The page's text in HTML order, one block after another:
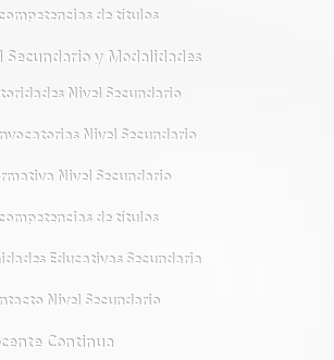
de títulos
Secundario y Modalidades
Nivel Secundario
Nivel Secundario
Nivel Secundario
de títulos
Educativas Secundaria
Nivel Secundario
Continua